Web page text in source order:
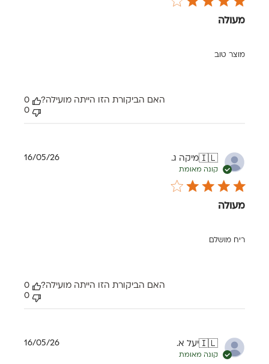
מעולה
מוצר טוב
האם הביקורת הזו הייתה מועילה?
0
0
🇮🇱מיקה ג.
קונה מאומת
מעולה
ריח מושלם
תאריך16/05/26
האם הביקורת הזו הייתה מועילה?
0
0
🇮🇱יעל א.
קונה מאומת
תאריך16/05/26